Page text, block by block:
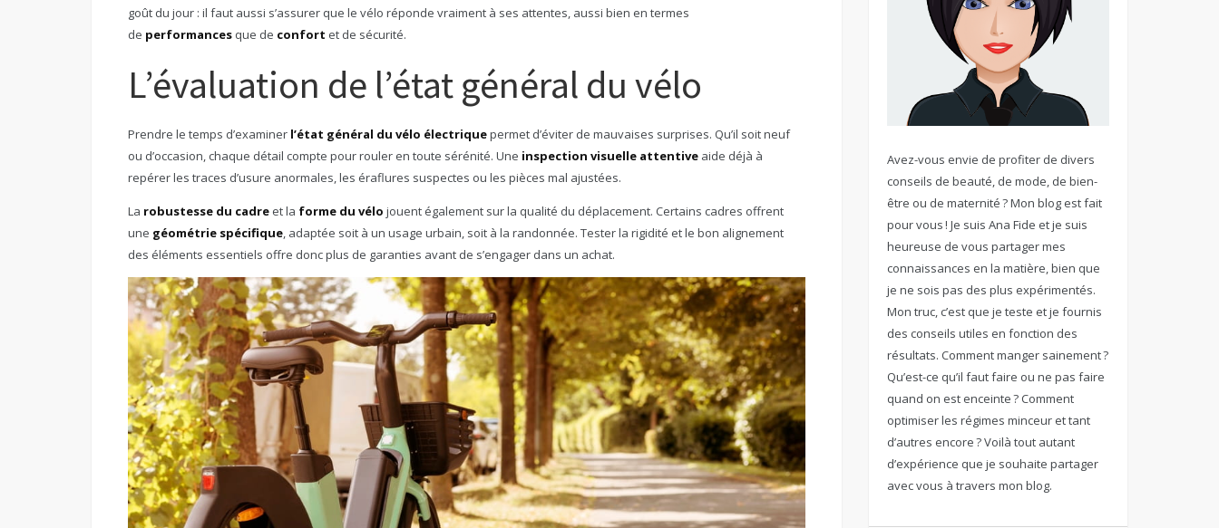
goût du jour : il faut aussi s’assurer que le vélo réponde vraiment à ses attentes, aussi bien en termes
de performancesque de confort et de sécurité.
L’évaluation de l’état général du vélo
Prendre le temps d’examiner l’état général du vélo électriquepermet d’éviter de mauvaises surprises. Qu’il soit neuf
ou d’occasion, chaque détail compte pour rouler en toute sérénité. Une inspection visuelle attentiveaide déjà à
repérer les traces d’usure anormales, les éraflures suspectes ou les pièces mal ajustées.
La robustesse du cadreet la forme du vélo jouent également sur la qualité du déplacement. Certains cadres offrent
une géométrie spécifique, adaptée soit à un usage urbain, soit à la randonnée. Tester la rigidité et le bon alignement
des éléments essentiels offre donc plus de garanties avant de s’engager dans un achat.
Avez-vous envie de profiter de divers
conseils de beauté, de mode, de bien-
être ou de maternité ? Mon blog est fait
pour vous ! Je suis Ana Fide et je suis
heureuse de vous partager mes
connaissances en la matière, bien que
je ne sois pas des plus expérimentés.
Mon truc, c’est que je teste et je fournis
des conseils utiles en fonction des
résultats. Comment manger sainement ?
Qu’est-ce qu’il faut faire ou ne pas faire
quand on est enceinte ? Comment
optimiser les régimes minceur et tant
d’autres encore ? Voilà tout autant
d’expérience que je souhaite partager
avec vous à travers mon blog.